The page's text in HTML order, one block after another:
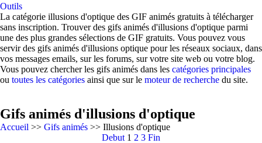
Outils
La catégorie illusions d'optique des GIF animés gratuits à télécharger
sans inscription. Trouver des gifs animés d'illusions d'optique parmi
une des plus grandes sélections de GIF gratuits. Vous pouvez vous
servir des gifs animés d'illusions optique pour les réseaux sociaux, dans
vos messages emails, sur les forums, sur votre site web ou votre blog.
Vous pouvez chercher les gifs animés dans les catégories principales
ou toutes les catégories ainsi que sur le moteur de recherche du site.
Gifs animés d'illusions d'optique
Accueil >> Gifs animés >> Illusions d'optique
Debut 1 2 3 Fin